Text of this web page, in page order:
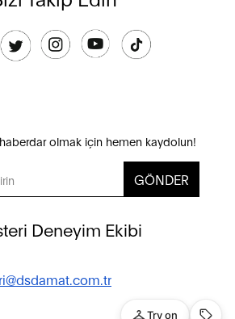
olmak için hemen kaydolun!
GÖNDER
Deneyim Ekibi